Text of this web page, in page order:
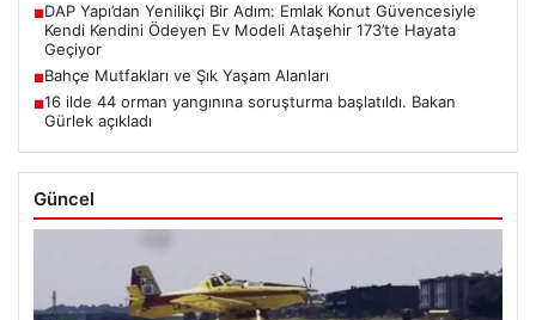
■DAP Yapı’dan Yenilikçi Bir Adım: Emlak Konut Güvencesiyle
Kendi Kendini Ödeyen Ev Modeli Ataşehir 173’te Hayata
Geçiyor
■Bahçe Mutfakları ve Şık Yaşam Alanları
■16 ilde 44 orman yangınına soruşturma başlatıldı. Bakan
Gürlek açıkladı
Güncel